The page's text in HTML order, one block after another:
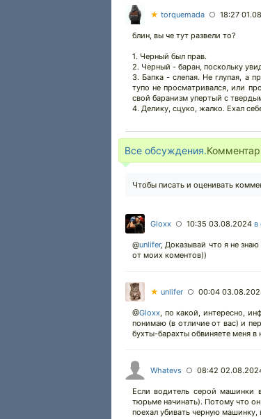
★ torquemada ○ 18:27
блин, вы че тут развели то?
1. Черный был прав.
2. Черный - баран, поскольку
3. Бапка - слепая. Не глупая, а
тупо не просматривался, или
свой баранизм упертый с
4. Делику, сцуко, жалко. Ехал
Все обсуждения.
Чтобы писать и оценивать
Gloxx ○ 10:35 03.08.2024 в
@unlifer, Доказывай что я не
от моих коментов))
★ unlifer ○ 00:04
@Gloxx, по какой, интересно,
понимаю (в отличие от вас) и
бухты-барахты обвиняете меня в
Whatevs ○ 08:42
Если водитель серой машинки
тюрьме начинать). Потому что
поехал убивать черную